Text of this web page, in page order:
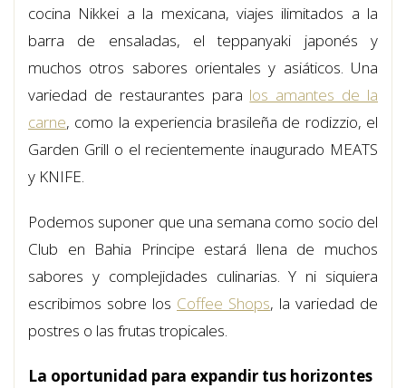
cocina Nikkei a la mexicana, viajes ilimitados a la
barra de ensaladas, el teppanyaki japonés y
muchos otros sabores orientales y asiáticos. Una
variedad de restaurantes para los amantes de la
carne, como la experiencia brasileña de rodizzio, el
Garden Grill o el recientemente inaugurado MEATS
y KNIFE.
Podemos suponer que una semana como socio del
Club en Bahia Principe estará llena de muchos
sabores y complejidades culinarias. Y ni siquiera
escribimos sobre los Coffee Shops, la variedad de
postres o las frutas tropicales.
La oportunidad para expandir tus horizontes